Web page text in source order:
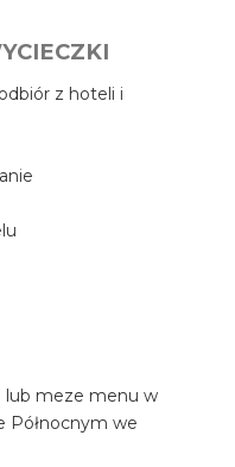
z hoteli i
lub meze menu w
Północnym we